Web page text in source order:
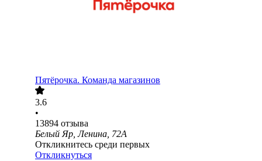
Пятёрочка. Команда магазинов
3.6
•
13894 отзыва
Белый Яр, Ленина, 72А
Откликнитесь среди первых
Откликнуться